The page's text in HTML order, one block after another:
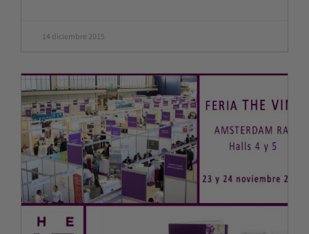
14 diciembre 2015